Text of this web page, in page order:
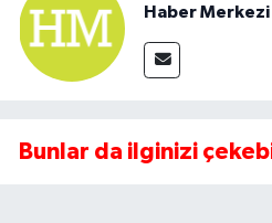
Haber Merkezi
Bunlar da ilginizi